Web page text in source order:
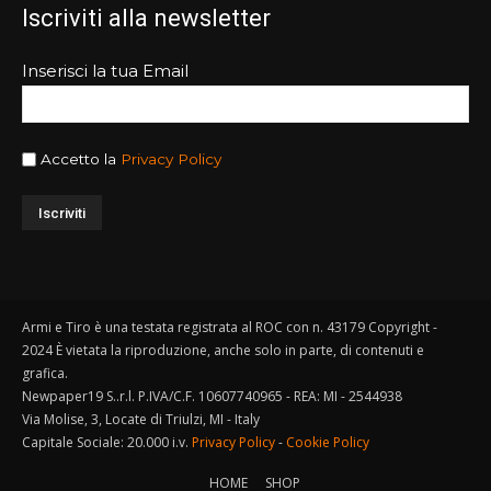
Iscriviti alla newsletter
Inserisci la tua Email
Accetto la Privacy Policy
Armi e Tiro è una testata registrata al ROC con n. 43179 Copyright -
2024 È vietata la riproduzione, anche solo in parte, di contenuti e
grafica.
Newpaper19 S..r.l. P.IVA/C.F. 10607740965 - REA: MI - 2544938
Via Molise, 3, Locate di Triulzi, MI - Italy
Capitale Sociale: 20.000 i.v. Privacy Policy- Cookie Policy
HOME SHOP